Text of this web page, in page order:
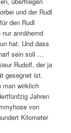
und der Rudl
den Rudl
annähernd
hat. Und dass
sein soll …
Rudolf, der ja
gesegnet ist.
man wirklich
Jahren
von
Kilometer